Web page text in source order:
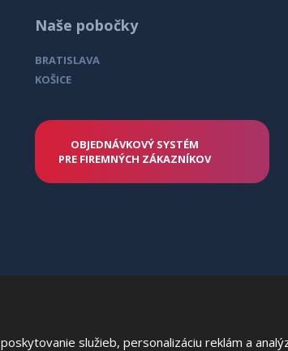
Naše pobočky
BRATISLAVA
KOŠICE
OBJEDNÁVKOVÝ SYSTÉM
PRE FIREMNÝCH ZÁKAZNÍKOV
služieb, personalizáciu reklám a